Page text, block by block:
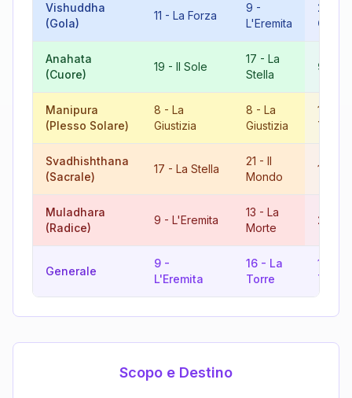
Vishuddha
(Gola)
11 - La Forza
9 -
L'Eremita
20
Anahata
(Cuore)
19 - Il Sole
17 - La
Stella
9
Manipura
(Plesso Solare)
8 - La
Giustizia
8 - La
Giustizia
16
Torre
Svadhishthana
(Sacrale)
17 - La Stella
21 - Il
Mondo
11
Muladhara
(Radice)
9 - L'Eremita
13 - La
Morte
22
Generale
9 -
L'Eremita
16 - La
Torre
16
Torre
Scopo e Destino